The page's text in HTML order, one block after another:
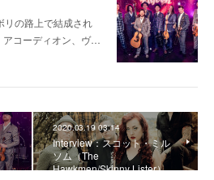
リの路上で結成され
アコーディオン、ヴ…
2020.03.19 03:14
Interview：スコット・ミル
ソム（The
Hawkmen/Skinny Lister）